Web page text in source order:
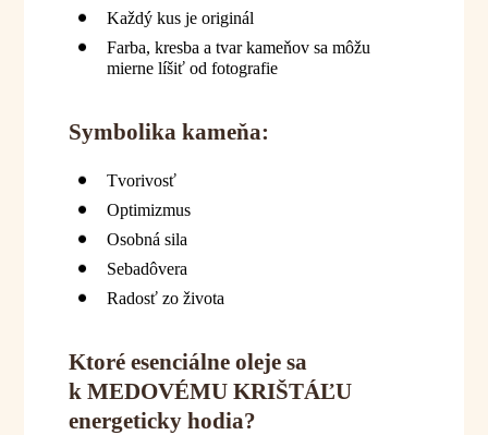
Každý kus je originál
Farba, kresba a tvar kameňov sa môžu
mierne líšiť od fotografie
Symbolika kameňa:
Tvorivosť
Optimizmus
Osobná sila
Sebadôvera
Radosť zo života
Ktoré esenciálne oleje sa
k MEDOVÉMU KRIŠTÁĽU
energeticky hodia?